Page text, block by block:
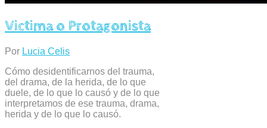
Victima o Protagonista
Por Lucia Celis
Cómo desidentificarnos del trauma,
del drama, de la herida, de lo que
duele, de lo que lo causó y de lo que
interpretamos de ese trauma, drama,
herida y de lo que lo causó.